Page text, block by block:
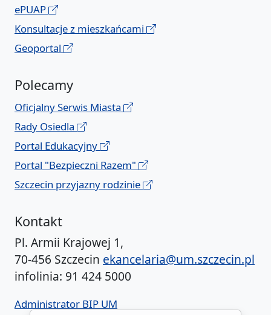
ePUAP
Konsultacje z mieszkańcami
Geoportal
Polecamy
Oficjalny Serwis Miasta
Rady Osiedla
Portal Edukacyjny
Portal "Bezpieczni Razem"
Szczecin przyjazny rodzinie
Kontakt
Pl. Armii Krajowej 1,
70-456 Szczecin ekancelaria@um.szczecin.pl
infolinia: 91 424 5000
Administrator BIP UM